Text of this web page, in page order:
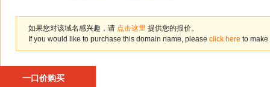
如果您对该域名感兴趣，请 点击这里 提供您的报价。
If you would like to purchase this domain name, please click here to make
一口价购买